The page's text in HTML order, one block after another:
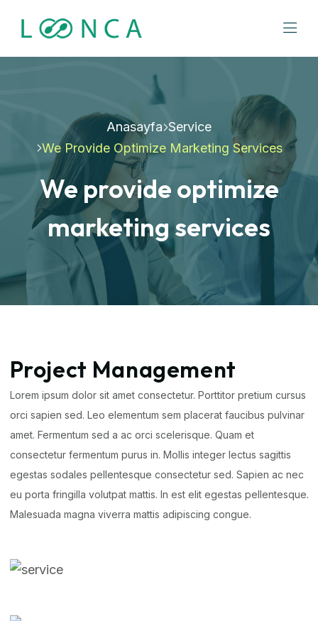
Anasayfa Service
We Provide Optimize Marketing Services
We provide optimize
marketing services
Project Management
Lorem ipsum dolor sit amet consectetur. Porttitor pretium cursus
orci sapien sed. Leo elementum sem placerat faucibus pulvinar
amet. Fermentum sed a ac orci scelerisque. Quam et
consectetur fermentum purus in. Mollis integer lectus sagittis
egestas sodales pellentesque consectetur sed. Sapien ac nec
eu porta fringilla volutpat mattis. In est elit egestas pellentesque.
Malesuada magna viverra mattis adipiscing congue.